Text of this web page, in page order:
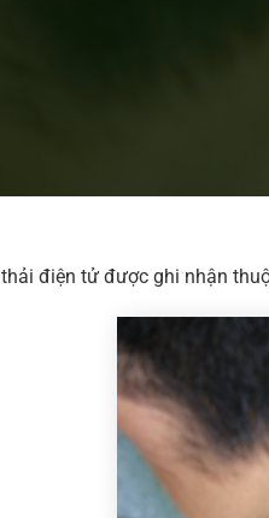
thải điện tử được ghi nhận